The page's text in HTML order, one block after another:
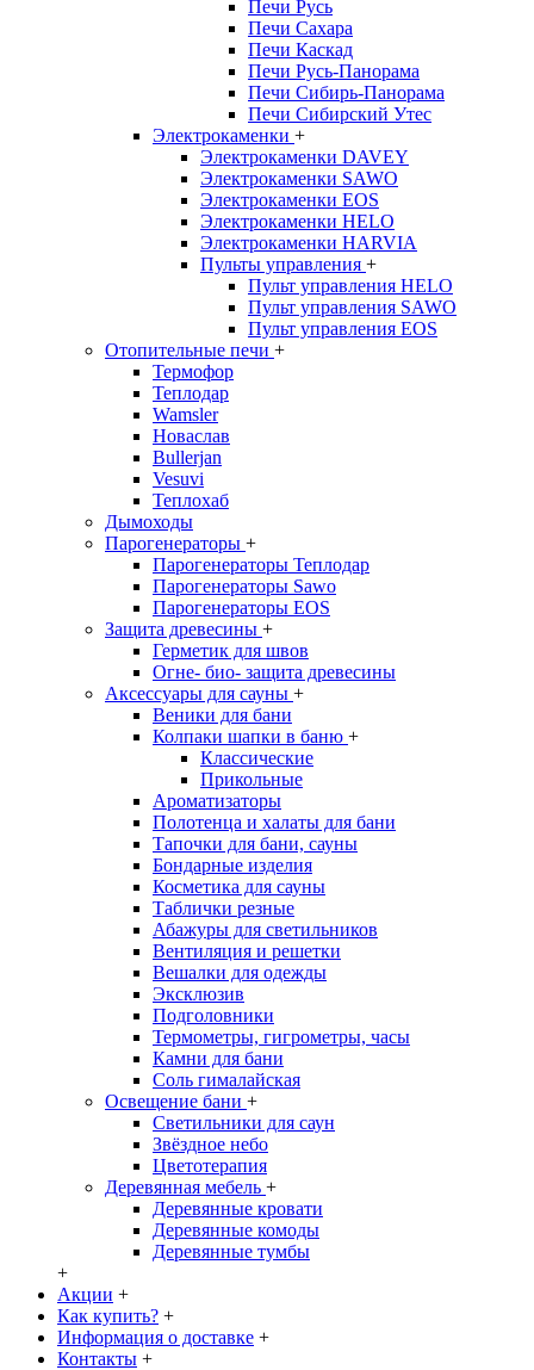
Печи Русь
Печи Сахара
Печи Каскад
Печи Русь-Панорама
Печи Сибирь-Панорама
Печи Сибирский Утес
Электрокаменки +
Электрокаменки DAVEY
Электрокаменки SAWO
Электрокаменки EOS
Электрокаменки HELO
Электрокаменки HARVIA
Пульты управления +
Пульт управления HELO
Пульт управления SAWO
Пульт управления EOS
Отопительные печи +
Термофор
Теплодар
Wamsler
Новаслав
Bullerjan
Vesuvi
Теплохаб
Дымоходы
Парогенераторы +
Парогенераторы Теплодар
Парогенераторы Sawo
Парогенераторы EOS
Защита древесины +
Герметик для швов
Огне- био- защита древесины
Аксессуары для сауны +
Веники для бани
Колпаки шапки в баню +
Классические
Прикольные
Ароматизаторы
Полотенца и халаты для бани
Тапочки для бани, сауны
Бондарные изделия
Косметика для сауны
Таблички резные
Абажуры для светильников
Вентиляция и решетки
Вешалки для одежды
Эксклюзив
Подголовники
Термометры, гигрометры, часы
Камни для бани
Соль гималайская
Освещение бани +
Светильники для саун
Звёздное небо
Цветотерапия
Деревянная мебель +
Деревянные кровати
Деревянные комоды
Деревянные тумбы
+
Акции +
Как купить? +
Информация о доставке +
Контакты +